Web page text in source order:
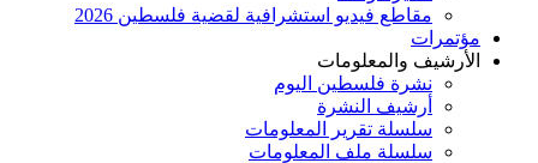
مقاطع فيديو استشرافية لقضية فلسطين 2026
مؤتمرات
الأرشيف والمعلومات
نشرة فلسطين اليوم
أرشيف النشرة
سلسلة تقرير المعلومات
سلسلة ملف المعلومات